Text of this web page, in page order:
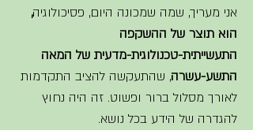
אני מעריך, שמה שמכונה היום, פסיכולוגיה,
הוא תוצר של ההשקפה
התעשייתית-טכנולוגית-מדעית של המאה
התשע-עשרה, שהתעקשה להציב התקדמות
לאורך מסלול ברור ופשוט. זה היה נחוץ
להגדרה של הידע בכל נושא.